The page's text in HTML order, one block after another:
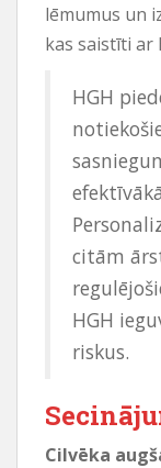
lēmumus un
kas saistīti ar
HGH
citām
HGH
riskus.
Cilvēka